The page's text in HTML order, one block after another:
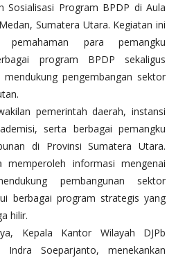
Sosialisasi Program BPDP di Aula
Sumatera Utara. Kegiatan ini
pemahaman para pemangku
program BPDP sekaligus
pengembangan sektor
pemerintah daerah, instansi
serta berbagai pemangku
di Provinsi Sumatera Utara.
informasi mengenai
pembangunan sektor
berbagai program strategis yang
hilir.
Kepala Kantor Wilayah DJPb
Indra Soeparjanto, menekankan